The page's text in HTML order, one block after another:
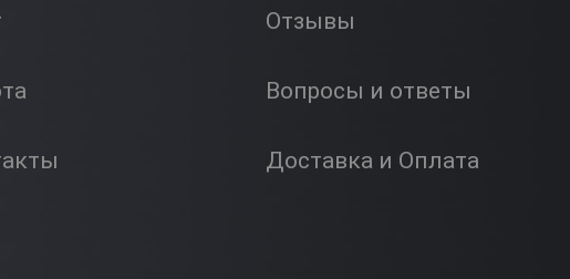
Отзывы
Вопросы и ответы
Доставка и Оплата